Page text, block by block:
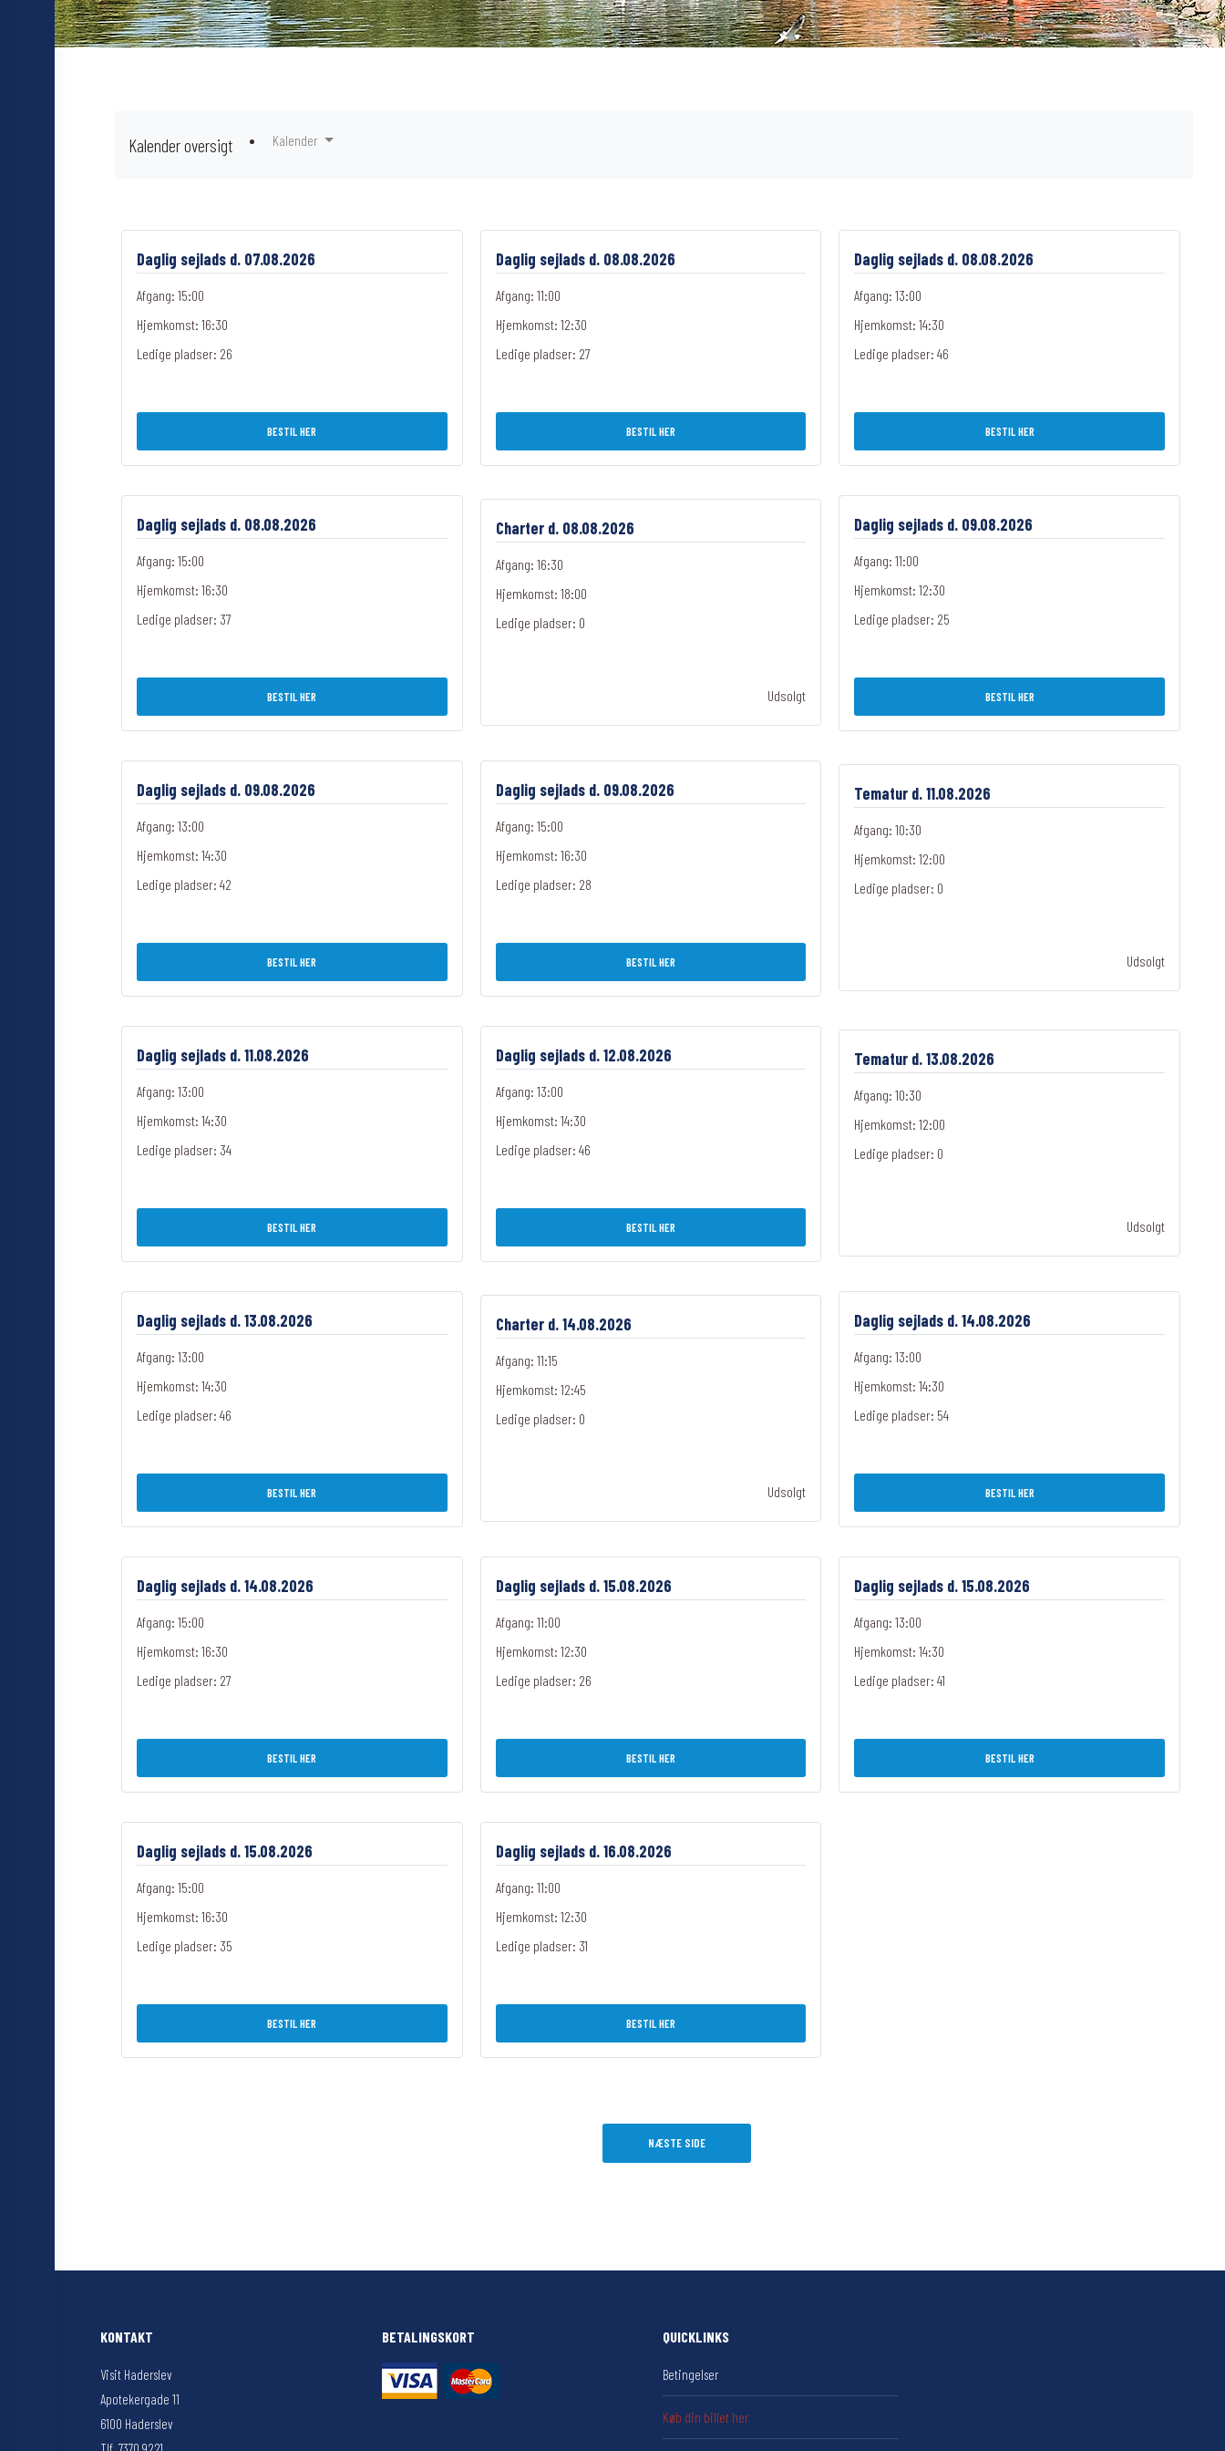
Kalender oversigt Kalender
Daglig sejlads d. 07.08.2026
Afgang: 15:00
Hjemkomst: 16:30
Ledige pladser: 26
BESTIL HER
Daglig sejlads d. 08.08.2026
Afgang: 11:00
Hjemkomst: 12:30
Ledige pladser: 27
BESTIL HER
Daglig sejlads d. 08.08.2026
Afgang: 13:00
Hjemkomst: 14:30
Ledige pladser:46
BESTIL HER
Daglig sejlads d. 08.08.2026
Afgang: 15:00
Hjemkomst: 16:30
Ledige pladser: 37
BESTIL HER
Charter d. 08.08.2026
Afgang: 16:30
Hjemkomst: 18:00
Ledige pladser: 0
Udsolgt
Daglig sejlads d. 09.08.2026
Afgang: 11:00
Hjemkomst: 12:30
Ledige pladser: 25
BESTIL HER
Daglig sejlads d. 09.08.2026
Afgang: 13:00
Hjemkomst: 14:30
Ledige pladser: 42
BESTIL HER
Daglig sejlads d. 09.08.2026
Afgang: 15:00
Hjemkomst: 16:30
Ledige pladser: 28
BESTIL HER
Tematur d. 11.08.2026
Afgang: 10:30
Hjemkomst: 12:00
Ledige pladser: 0
Udsolgt
Daglig sejlads d. 11.08.2026
Afgang: 13:00
Hjemkomst: 14:30
Ledige pladser: 34
BESTIL HER
Daglig sejlads d. 12.08.2026
Afgang: 13:00
Hjemkomst: 14:30
Ledige pladser: 46
BESTIL HER
Tematur d. 13.08.2026
Afgang: 10:30
Hjemkomst: 12:00
Ledige pladser: 0
Udsolgt
Daglig sejlads d. 13.08.2026
Afgang: 13:00
Hjemkomst: 14:30
Ledige pladser: 46
BESTIL HER
Charter d. 14.08.2026
Afgang: 11:15
Hjemkomst: 12:45
Ledige pladser: 0
Udsolgt
Daglig sejlads d. 14.08.2026
Afgang: 13:00
Hjemkomst: 14:30
Ledige pladser: 54
BESTIL HER
Daglig sejlads d. 14.08.2026
Afgang: 15:00
Hjemkomst: 16:30
Ledige pladser: 27
BESTIL HER
Daglig sejlads d. 15.08.2026
Afgang: 11:00
Hjemkomst: 12:30
Ledige pladser: 26
BESTIL HER
Daglig sejlads d. 15.08.2026
Afgang: 13:00
Hjemkomst: 14:30
Ledige pladser:41
BESTIL HER
Daglig sejlads d. 15.08.2026
Afgang: 15:00
Hjemkomst: 16:30
Ledige pladser: 35
BESTIL HER
Daglig sejlads d. 16.08.2026
Afgang: 11:00
Hjemkomst: 12:30
Ledige pladser: 31
BESTIL HER
NÆSTE SIDE
KONTAKT
Visit Haderslev
Apotekergade 11
6100 Haderslev
BETALINGSKORT QUICKLINKS
Betingelser
Køb din billet her